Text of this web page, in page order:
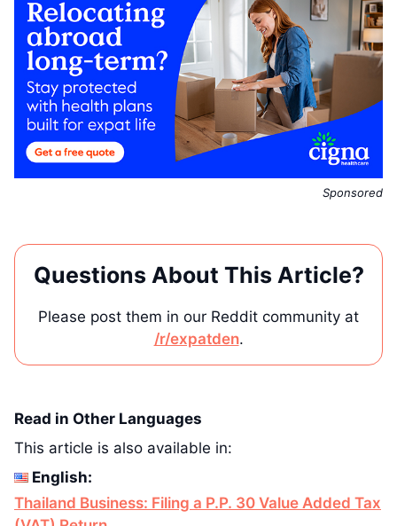
Sponsored
Questions About This Article?
Please post them in our Reddit community at
/r/expatden.
Read in Other Languages
This article is also available in:
English:
Thailand Business: Filing a P.P. 30 Value Added Tax